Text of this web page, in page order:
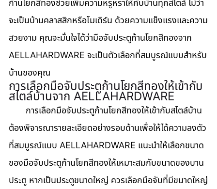
ก้านโยกสีทองช่วยเพิ่มความหรูหราให้กับบ้านทุกสไตล์ ไม่ว่า
จะเป็นบ้านคลาสสิกหรือโมเดิร์น ด้วยความแข็งแรงและความ
สวยงาม คุณจะมั่นใจได้ว่ามือจับประตูก้านโยกสีทองจาก
AELLAHARDWARE จะเป็นตัวเลือกที่สมบูรณ์แบบสำหรับ
บ้านของคุณ
การเลือกมือจับประตูก้านโยกสีทองให้เข้ากับ
สไตล์บ้านจาก AELLAHARDWARE
ต้องพิจารณารายละเอียดอย่างรอบด้านเพื่อให้ได้ความลงตัว
ที่สมบูรณ์แบบ AELLAHARDWARE แนะนำให้เลือกขนาด
ของมือจับประตูก้านโยกสีทองให้เหมาะสมกับขนาดของบาน
ประตู หากเป็นประตูขนาดใหญ่ ควรเลือกมือจับที่มีขนาดใหญ่